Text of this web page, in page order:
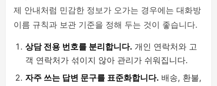
제 안내처럼 민감한 정보가 오가는 경우에는 대화방
이름 규칙과 보관 기준을 정해 두는 것이 좋습니다.
상담 전용 번호를 분리합니다. 개인 연락처와 고
객 연락처가 섞이지 않아 관리가 쉬워집니다.
자주 쓰는 답변 문구를 표준화합니다. 배송, 환불,